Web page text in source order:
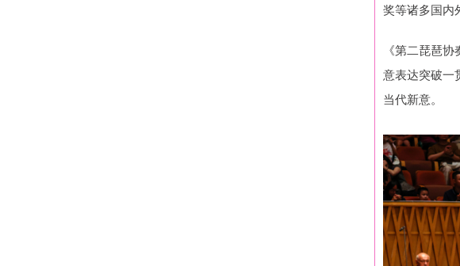
奖等诸多国内
《第二琵琶
意表达突破一
当代新意。